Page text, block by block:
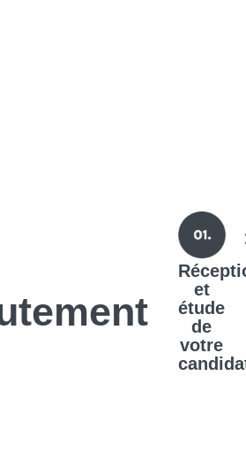
et
étude
de
votre